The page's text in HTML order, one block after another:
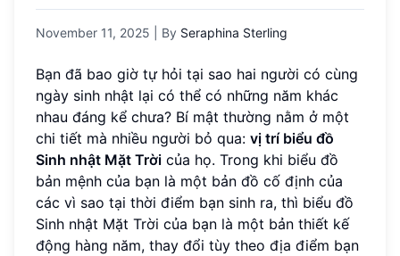
November 11, 2025 | By Seraphina Sterling
Bạn đã bao giờ tự hỏi tại sao hai người có cùng
ngày sinh nhật lại có thể có những năm khác
nhau đáng kể chưa? Bí mật thường nằm ở một
chi tiết mà nhiều người bỏ qua: vị trí biểu đồ
Sinh nhật Mặt Trời của họ. Trong khi biểu đồ
bản mệnh của bạn là một bản đồ cố định của
các vì sao tại thời điểm bạn sinh ra, thì biểu đồ
Sinh nhật Mặt Trời của bạn là một bản thiết kế
động hàng năm, thay đổi tùy theo địa điểm bạn